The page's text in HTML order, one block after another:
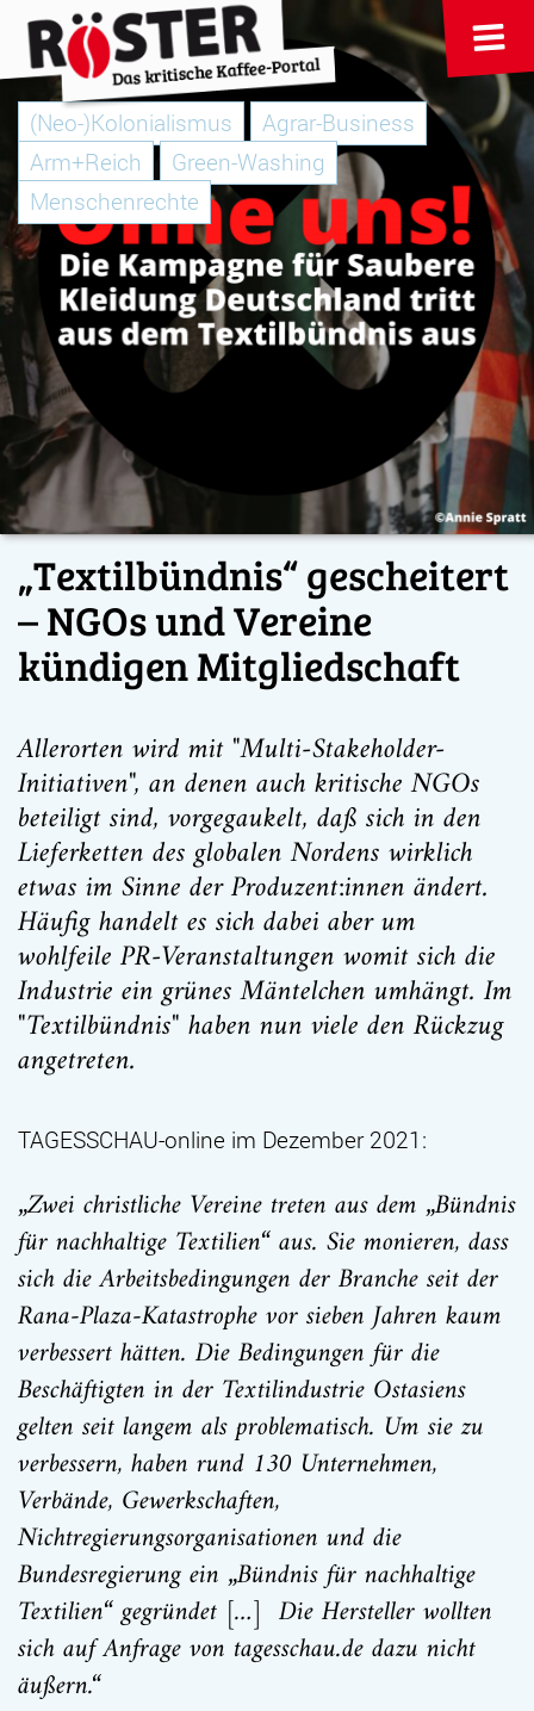
(Neo-)Kolonialismus
Agrar-Business
Arm+Reich
Green-Washing
Menschenrechte
„Textilbündnis“ gescheitert
– NGOs und Vereine
kündigen Mitgliedschaft
Allerorten wird mit "Multi-Stakeholder-
Initiativen", an denen auch kritische NGOs
beteiligt sind, vorgegaukelt, daß sich in den
Lieferketten des globalen Nordens wirklich
etwas im Sinne der Produzent:innen ändert.
Häufig handelt es sich dabei aber um
wohlfeile PR-Veranstaltungen womit sich die
Industrie ein grünes Mäntelchen umhängt. Im
"Textilbündnis" haben nun viele den Rückzug
angetreten.
TAGESSCHAU-online im Dezember 2021:
„Zwei christliche Vereine treten aus dem „Bündnis
für nachhaltige Textilien“ aus. Sie monieren, dass
sich die Arbeitsbedingungen der Branche seit der
Rana-Plaza-Katastrophe vor sieben Jahren kaum
verbessert hätten. Die Bedingungen für die
Beschäftigten in der Textilindustrie Ostasiens
gelten seit langem als problematisch. Um sie zu
verbessern, haben rund 130 Unternehmen,
Verbände, Gewerkschaften,
Nichtregierungsorganisationen und die
Bundesregierung ein „Bündnis für nachhaltige
Textilien“ gegründet […] Die Hersteller wollten
sich auf Anfrage von tagesschau.de dazu nicht
äußern.“